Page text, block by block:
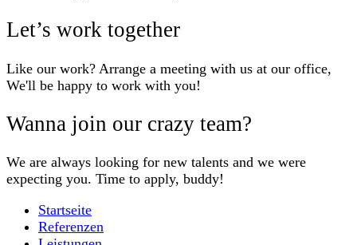
Let’s work together
Like our work? Arrange a meeting with us at our office,
We'll be happy to work with you!
Wanna join our crazy team?
We are always looking for new talents and we were
expecting you. Time to apply, buddy!
Startseite
Referenzen